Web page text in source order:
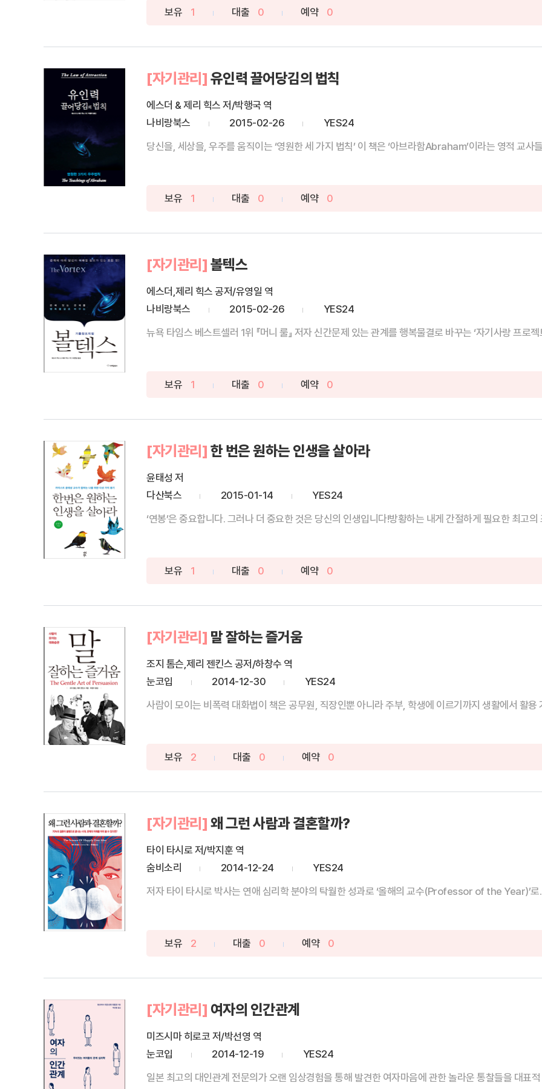
보유 1 대출 0 예약 0
[자기관리] 유인력 끌어당김의 법칙
에스더 & 제리 힉스 저/박행국 역
나비랑북스
2015-02-26
YES24
당신을, 세상을, 우주를 움직이는 ‘영원한 세 가지 법칙’ 이 책은 ‘아브라함Abraham’이라는 영적 교사
보유 1 대출 0 예약 0
[자기관리] 볼텍스
에스더,제리 힉스 공저/유영일 역
나비랑북스
2015-02-26
YES24
뉴욕 타임스 베스트셀러 1위 『머니 룰』 저자 신간문제 있는 관계를 행복물결로 바꾸는 ‘자기사랑
보유 1 대출 0 예약 0
[자기관리] 한 번은 원하는 인생을 살아라
윤태성 저
다산북스
2015-01-14
YES24
‘연봉’은 중요합니다. 그러나 더 중요한 것은 당신의 인생입니다!방황하는 내게 간절하게 필요한 최고의
보유 1 대출 0 예약 0
[자기관리] 말 잘하는 즐거움
조지 톰슨,제리 젠킨스 공저/하창수 역
눈코입
2014-12-30
YES24
사람이 모이는 비폭력 대화법이 책은 공무원, 직장인뿐 아니라 주부, 학생에 이르기까지 생활에서 활용
보유 2 대출 0 예약 0
[자기관리] 왜 그런 사람과 결혼할까?
타이 타시로 저/박지훈 역
숨비소리
2014-12-24
YES24
저자 타이 타시로 박사는 연애 심리학 분야의 탁월한 성과로 ‘올해의 교수(Professor of the Year)’로
보유 2 대출 0 예약 0
[자기관리] 여자의 인간관계
미즈시마 히로코 저/박선영 역
눈코입
2014-12-19
YES24
일본 최고의 대인관계 전문의가 오랜 임상경험을 통해 발견한 여자마음에 관한 놀라운 통찰들을 대표